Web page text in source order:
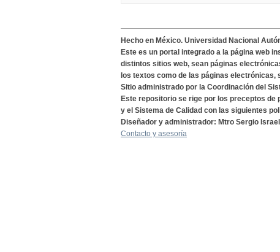
Hecho en México. Universidad Nacional
Este es un portal integrado a la página web
distintos sitios web, sean páginas
los textos como de las páginas
Sitio administrado por la Coordinación del
Este repositorio se rige por los preceptos de
y el Sistema de Calidad con las siguientes
Diseñador y administrador: Mtro Sergio
Contacto y asesoría